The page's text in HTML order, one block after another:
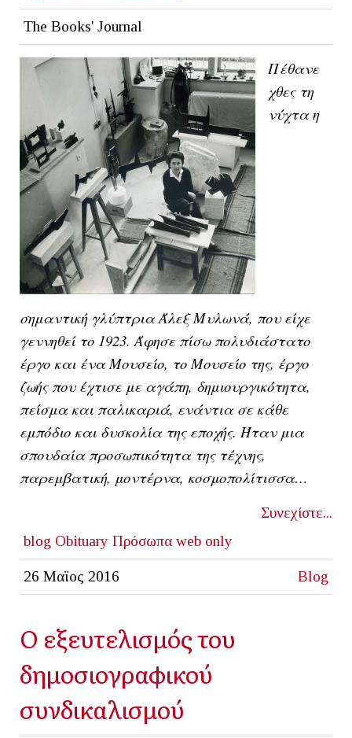
The Books' Journal
Πέθανε
χθες τη
νύχτα η
σημαντική γλύπτρια Άλεξ Μυλωνά, που είχε
γεννηθεί το 1923. Άφησε πίσω πολυδιάστατο
έργο και ένα Μουσείο, το Μουσείο της, έργο
ζωής που έχτισε με αγάπη, δημιουργικότητα,
πείσμα και παλικαριά, ενάντια σε κάθε
εμπόδιο και δυσκολία της εποχής. Ήταν μια
σπουδαία προσωπικότητα της τέχνης,
παρεμβατική, μοντέρνα, κοσμοπολίτισσα…
Συνεχίστε...
blog Obituary Πρόσωπα web only
26 Μαϊος 2016 Blog
Ο εξευτελισμός του
δημοσιογραφικού
συνδικαλισμού